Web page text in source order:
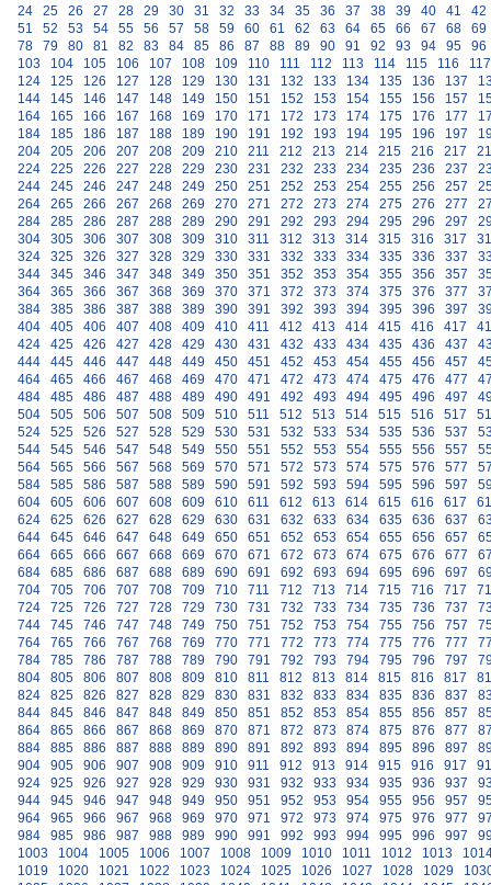
24
25 26 27 28 29 30 31 32 33 34 35 36 37 38 39 40 41
42
51
52 53 54 55 56 57 58 59 60 61 62 63 64 65 66 67 68
69
78
79 80 81 82 83 84 85 86 87 88 89 90 91 92 93 94 95
96
103
104 105 106 107 108 109 110 111 112 113 114 115 116
117
124
125 126 127 128 129 130 131 132 133 134 135 136 137
144
145 146 147 148 149 150 151 152 153 154 155 156 157
164
165 166 167 168 169 170 171 172 173 174 175 176 177
184
185 186 187 188 189 190 191 192 193 194 195 196 197
204
205 206 207 208 209 210 211 212 213 214 215 216 217
224
225 226 227 228 229 230 231 232 233 234 235 236 237
244
245 246 247 248 249 250 251 252 253 254 255 256 257
264
265 266 267 268 269 270 271 272 273 274 275 276 277
284
285 286 287 288 289 290 291 292 293 294 295 296 297
304
305 306 307 308 309 310 311 312 313 314 315 316 317
324
325 326 327 328 329 330 331 332 333 334 335 336 337
344
345 346 347 348 349 350 351 352 353 354 355 356 357
364
365 366 367 368 369 370 371 372 373 374 375 376 377
384
385 386 387 388 389 390 391 392 393 394 395 396 397
404
405 406 407 408 409 410 411 412 413 414 415 416 417
424
425 426 427 428 429 430 431 432 433 434 435 436 437
444
445 446 447 448 449 450 451 452 453 454 455 456 457
464
465 466 467 468 469 470 471 472 473 474 475 476 477
484
485 486 487 488 489 490 491 492 493 494 495 496 497
504
505 506 507 508 509 510 511 512 513 514 515 516 517
524
525 526 527 528 529 530 531 532 533 534 535 536 537
544
545 546 547 548 549 550 551 552 553 554 555 556 557
564
565 566 567 568 569 570 571 572 573 574 575 576 577
584
585 586 587 588 589 590 591 592 593 594 595 596 597
604
605 606 607 608 609 610 611 612 613 614 615 616 617
624
625 626 627 628 629 630 631 632 633 634 635 636 637
644
645 646 647 648 649 650 651 652 653 654 655 656 657
664
665 666 667 668 669 670 671 672 673 674 675 676 677
684
685 686 687 688 689 690 691 692 693 694 695 696 697
704
705 706 707 708 709 710 711 712 713 714 715 716 717
724
725 726 727 728 729 730 731 732 733 734 735 736 737
744
745 746 747 748 749 750 751 752 753 754 755 756 757
764
765 766 767 768 769 770 771 772 773 774 775 776 777
784
785 786 787 788 789 790 791 792 793 794 795 796 797
804
805 806 807 808 809 810 811 812 813 814 815 816 817
824
825 826 827 828 829 830 831 832 833 834 835 836 837
844
845 846 847 848 849 850 851 852 853 854 855 856 857
864
865 866 867 868 869 870 871 872 873 874 875 876 877
884
885 886 887 888 889 890 891 892 893 894 895 896 897
904
905 906 907 908 909 910 911 912 913 914 915 916 917
924
925 926 927 928 929 930 931 932 933 934 935 936 937
944
945 946 947 948 949 950 951 952 953 954 955 956 957
964
965 966 967 968 969 970 971 972 973 974 975 976 977
984
985 986 987 988 989 990 991 992 993 994 995 996 997
1003
1004 1005 1006 1007 1008 1009 1010 1011 1012 1013
1019
1020 1021 1022 1023 1024 1025 1026 1027 1028 1029